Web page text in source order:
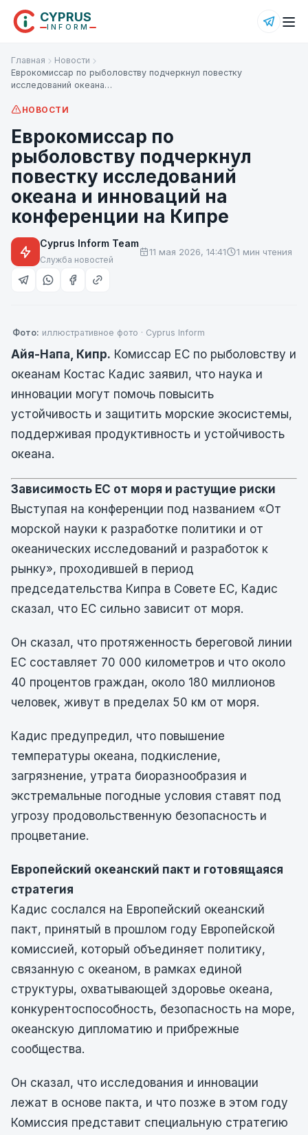
CYPRUS
INFORM
Главная
Новости
Еврокомиссар по рыболовству подчеркнул повестку
исследований океана…
НОВОСТИ
Еврокомиссар по
рыболовству подчеркнул
повестку исследований
океана и инноваций на
конференции на Кипре
Cyprus Inform Team
Служба новостей
11 мая 2026, 14:41 1 мин чтения
Фото: иллюстративное фото · Cyprus Inform
Айя-Напа, Кипр. Комиссар ЕС по рыболовству и
океанам Костас Кадис заявил, что наука и
инновации могут помочь повысить
устойчивость и защитить морские экосистемы,
поддерживая продуктивность и устойчивость
океана.
Зависимость ЕС от моря и растущие риски
Выступая на конференции под названием «От
морской науки к разработке политики и от
океанических исследований и разработок к
рынку», проходившей в период
председательства Кипра в Совете ЕС, Кадис
сказал, что ЕС сильно зависит от моря.
Он сказал, что протяженность береговой линии
ЕС составляет 70 000 километров и что около
40 процентов граждан, около 180 миллионов
человек, живут в пределах 50 км от моря.
Кадис предупредил, что повышение
температуры океана, подкисление,
загрязнение, утрата биоразнообразия и
экстремальные погодные условия ставят под
угрозу продовольственную безопасность и
процветание.
Европейский океанский пакт и готовящаяся
стратегия
Кадис сослался на Европейский океанский
пакт, принятый в прошлом году Европейской
комиссией, который объединяет политику,
связанную с океаном, в рамках единой
структуры, охватывающей здоровье океана,
конкурентоспособность, безопасность на море,
океанскую дипломатию и прибрежные
сообщества.
Он сказал, что исследования и инновации
лежат в основе пакта, и что позже в этом году
Комиссия представит специальную стратегию